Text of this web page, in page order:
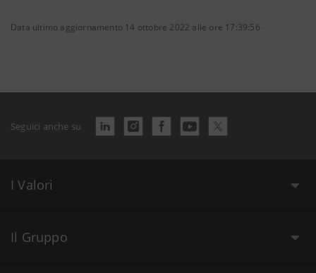
Data ultimo aggiornamento 14 ottobre 2022 alle ore 17:39:56
Seguici anche su
I Valori
Il Gruppo